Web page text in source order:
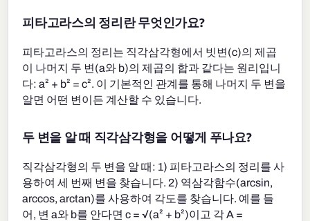
피타고라스의 정리란 무엇인가요?
피타고라스의 정리는 직각삼각형에서 빗변(c)의 제곱
이 나머지 두 변(a와 b)의 제곱의 합과 같다는 원리입니
다: a² + b² = c². 이 기본적인 관계를 통해 나머지 두 변을
알면 어떤 변이든 계산할 수 있습니다.
두 변을 알 때 직각삼각형을 어떻게 푸나요?
직각삼각형의 두 변을 알 때: 1) 피타고라스의 정리를 사
용하여 세 번째 변을 찾습니다. 2) 역삼각함수(arcsin,
arccos, arctan)를 사용하여 각도를 찾습니다. 예를 들
어, 변 a와 b를 안다면 c = √(a² + b²)이고 각 A =